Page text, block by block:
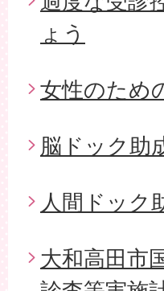
ょう
女性のため
脳ドック助
人間ドック
大和高田市